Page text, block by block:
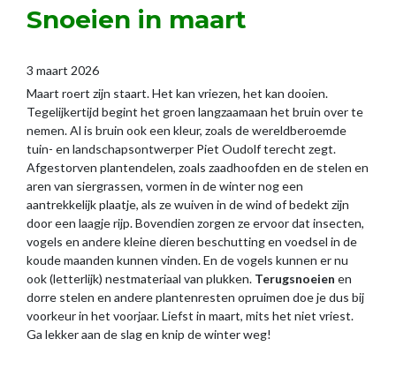
Snoeien in maart
3 maart 2026
Maart roert zijn staart. Het kan vriezen, het kan dooien.
Tegelijkertijd begint het groen langzaamaan het bruin over te
nemen. Al is bruin ook een kleur, zoals de wereldberoemde
tuin- en landschapsontwerper Piet Oudolf terecht zegt.
Afgestorven plantendelen, zoals zaadhoofden en de stelen en
aren van siergrassen, vormen in de winter nog een
aantrekkelijk plaatje, als ze wuiven in de wind of bedekt zijn
door een laagje rijp. Bovendien zorgen ze ervoor dat insecten,
vogels en andere kleine dieren beschutting en voedsel in de
koude maanden kunnen vinden. En de vogels kunnen er nu
ook (letterlijk) nestmateriaal van plukken. Terugsnoeien en
dorre stelen en andere plantenresten opruimen doe je dus bij
voorkeur in het voorjaar. Liefst in maart, mits het niet vriest.
Ga lekker aan de slag en knip de winter weg!